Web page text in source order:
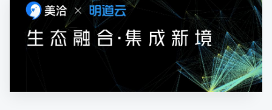
Search 美洽博客